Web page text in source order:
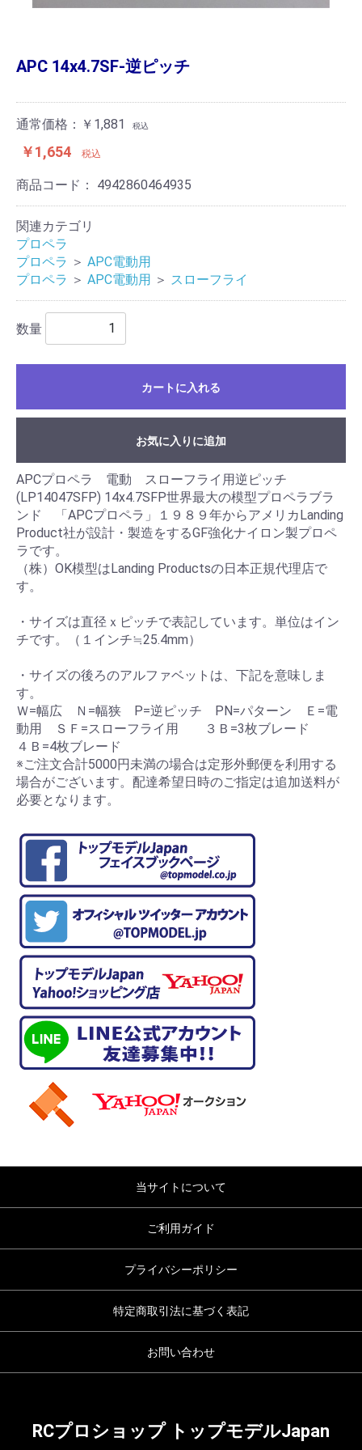
APC 14x4.7SF-逆ピッチ
通常価格：￥1,881 税込
￥1,654 税込
商品コード： 4942860464935
関連カテゴリ
プロペラ
プロペラ ＞ APC電動用
プロペラ ＞ APC電動用 ＞ スローフライ
数量
カートに入れる
お気に入りに追加
APCプロペラ 電動 スローフライ用逆ピッチ
(LP14047SFP) 14x4.7SFP世界最大の模型プロペラブラ
ンド 「APCプロペラ」１９８９年からアメリカLanding
Product社が設計・製造をするGF強化ナイロン製プロペ
ラです。
（株）OK模型はLanding Productsの日本正規代理店で
す。
・サイズは直径ｘピッチで表記しています。単位はイン
チです。（１インチ≒25.4mm）
・サイズの後ろのアルファベットは、下記を意味しま
す。
Ｗ=幅広 Ｎ=幅狭 P=逆ピッチ PN=パターン Ｅ=電
動用 ＳＦ=スローフライ用 ３Ｂ=3枚ブレード
４Ｂ=4枚ブレード
※ご注文合計5000円未満の場合は定形外郵便を利用する
場合がございます。配達希望日時のご指定は追加送料が
必要となります。
当サイトについて
ご利用ガイド
プライバシーポリシー
特定商取引法に基づく表記
お問い合わせ
RCプロショップ トップモデルJapan